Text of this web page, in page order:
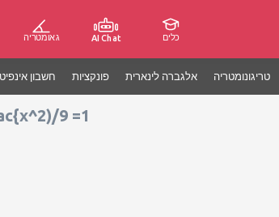
גאומטריה AI Chat כלים
חשבון פונקציות אלגברה לינארית טריגונומטריה
9 =1